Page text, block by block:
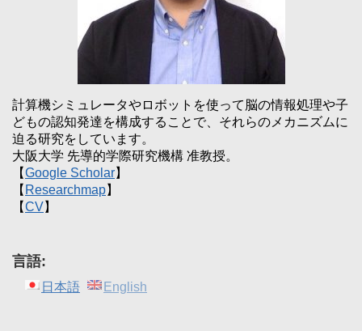
計算機シミュレータやロボットを使って脳の情報処理や子
どもの認知発達を構成することで、それらのメカニズムに
迫る研究をしています。
大阪大学 先導的学際研究機構 准教授。
【Google Scholar】
【 Researchmap】
【CV】
言語:
日本語 English